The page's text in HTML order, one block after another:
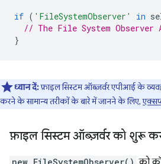
if ( 'FileSystemObserver' in
// The File System Observer
}
ध्यान दें:फ़ाइल सिस्टम ऑब्ज़र्वर एपीआई के
करने के सामान्य तरीकों के बारे में जानने के लिए,
फ़ाइल सिस्टम ऑब्ज़र्वर को शुरू